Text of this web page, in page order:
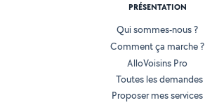
PRÉSENTATION
Qui sommes-nous ?
Comment ça marche ?
AlloVoisins Pro
Toutes les demandes
Proposer mes services